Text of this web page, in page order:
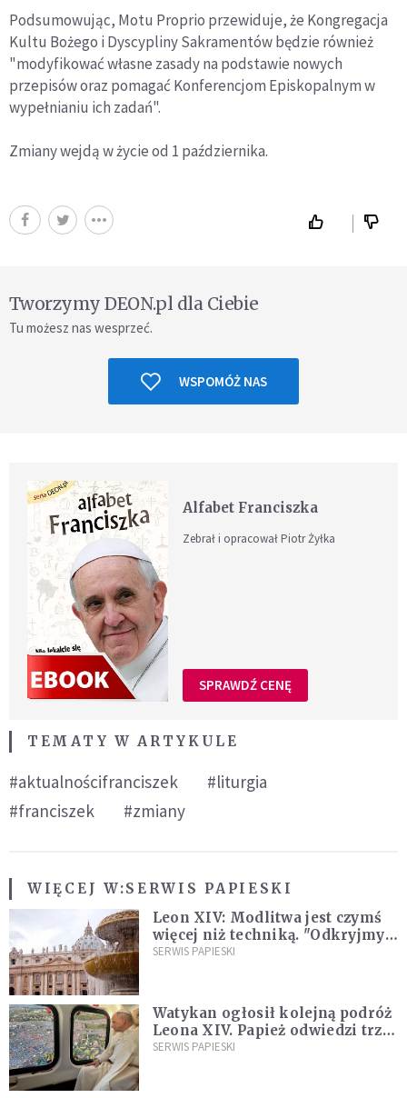
Podsumowując, Motu Proprio przewiduje, że Kongregacja
Kultu Bożego i Dyscypliny Sakramentów będzie również
"modyfikować własne zasady na podstawie nowych
przepisów oraz pomagać Konferencjom Episkopalnym w
wypełnianiu ich zadań".
Zmiany wejdą w życie od 1 października.
Tworzymy DEON.pl dla Ciebie
Tu możesz nas wesprzeć.
WSPOMÓŻ NAS
Alfabet Franciszka
Zebrał i opracował Piotr Żyłka
SPRAWDŹ CENĘ
TEMATY W ARTYKULE
#aktualnościfranciszek
#liturgia
#franciszek
#zmiany
WIĘCEJ W:SERWIS PAPIESKI
Leon XIV: Modlitwa jest czymś
więcej niż techniką. "Odkryjmy
ją na nowo"
SERWIS PAPIESKI
Watykan ogłosił kolejną podróż
Leona XIV. Papież odwiedzi trzy
kraje Ameryki Południowej
SERWIS PAPIESKI